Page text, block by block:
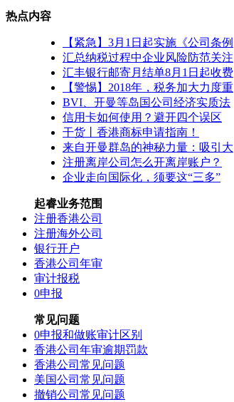
热点内容
【紧急】3月1日起实施《公司条例
汇总纳税过程中企业风险防范关注
汇丰银行邮寄月结单8月1日起收费
【警惕】2018年，税务加大力度重
BVI、开曼等岛国公司经济实质法
信用卡如何使用？避开四个误区
干货丨香港商标申请指南！
来自开曼群岛的神秘力量：吸引大
注册离岸公司怎么开离岸账户？
企业走向国际化，须要这“三多”
起睿业务范围
注册香港公司
注册海外公司
银行开户
香港公司年审
审计报税
0申报
常见问题
0申报和做账审计区别
香港公司年审逾期罚款
香港公司常见问题
美国公司常见问题
撤销公司常见问题